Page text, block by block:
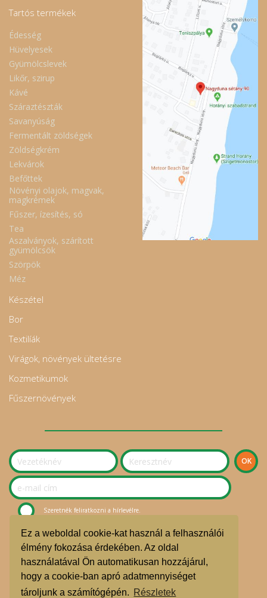
Ez a weboldal cookie-kat használ a felhasználói
élmény fokozása érdekében. Az oldal
használatával Ön automatikusan hozzájárul,
hogy a cookie-ban apró adatmennyiséget
tároljunk a számítógépén. Részletek
Tartós termékek
Édesség
Hüvelyesek
Gyümölcslevek
Likőr, szirup
Kávé
Száraztészták
Savanyúság
Fermentált zöldségek
Zöldségkrém
Lekvárok
Befőttek
Növényi olajok, magvak,
magkrémek
Fűszer, ízesítés, só
Tea
Aszalványok, szárított
gyümölcsök
Szörpök
Méz
Készétel
Bor
Textilíák
Virágok, növények ültetésre
Kozmetikumok
Fűszernövények
Szeretnék feliratkozni a hírlevélre.
© Sziget Kosara Bevásárlóközösség 2020.
ÁSZF
Adatvédelmi nyilatkozat